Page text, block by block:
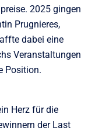
2025 gingen
Prugnieres,
dabei eine
Veranstaltungen
Position.
Herz für die
der Last